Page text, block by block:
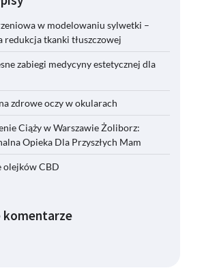
w modelowaniu sylwetki –
redukcja tkanki tłuszczowej
zabiegi medycyny estetycznej dla
zdrowe oczy w okularach
Ciąży w Warszawie Żoliborz:
Opieka Dla Przyszłych Mam
olejków CBD
komentarze